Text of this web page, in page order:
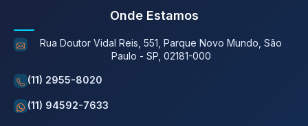
Onde Estamos
Rua Doutor Vidal Reis, 551, Parque Novo Mundo, São
Paulo - SP, 02181-000
(11) 2955-8020
(11) 94592-7633